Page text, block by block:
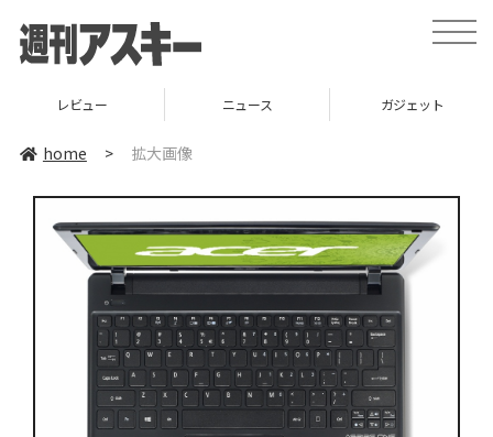
toggle
レビュー ニュース ガジェット
home > 拡大画像